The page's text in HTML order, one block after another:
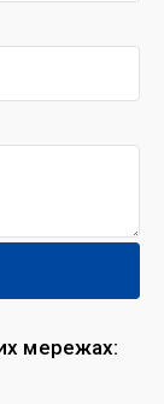
мережах: